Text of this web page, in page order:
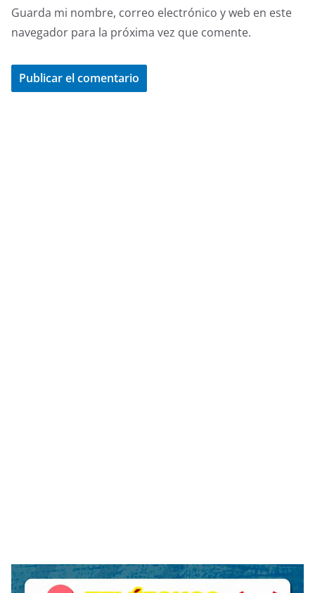
Guarda mi nombre, correo electrónico y web en este
navegador para la próxima vez que comente.